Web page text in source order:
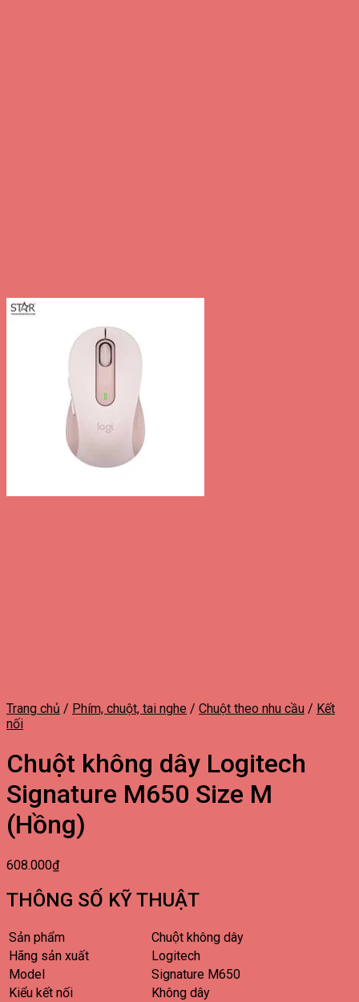
Trang chủ / Phím, chuột, tai nghe / Chuột theo nhu cầu / Kết
nối
Chuột không dây Logitech
Signature M650 Size M
(Hồng)
608.000₫
THÔNG SỐ KỸ THUẬT
Sản phẩm
Chuột không dây
Hãng sản xuất
Logitech
Model
Signature M650
Kiểu kết nối
Không dây